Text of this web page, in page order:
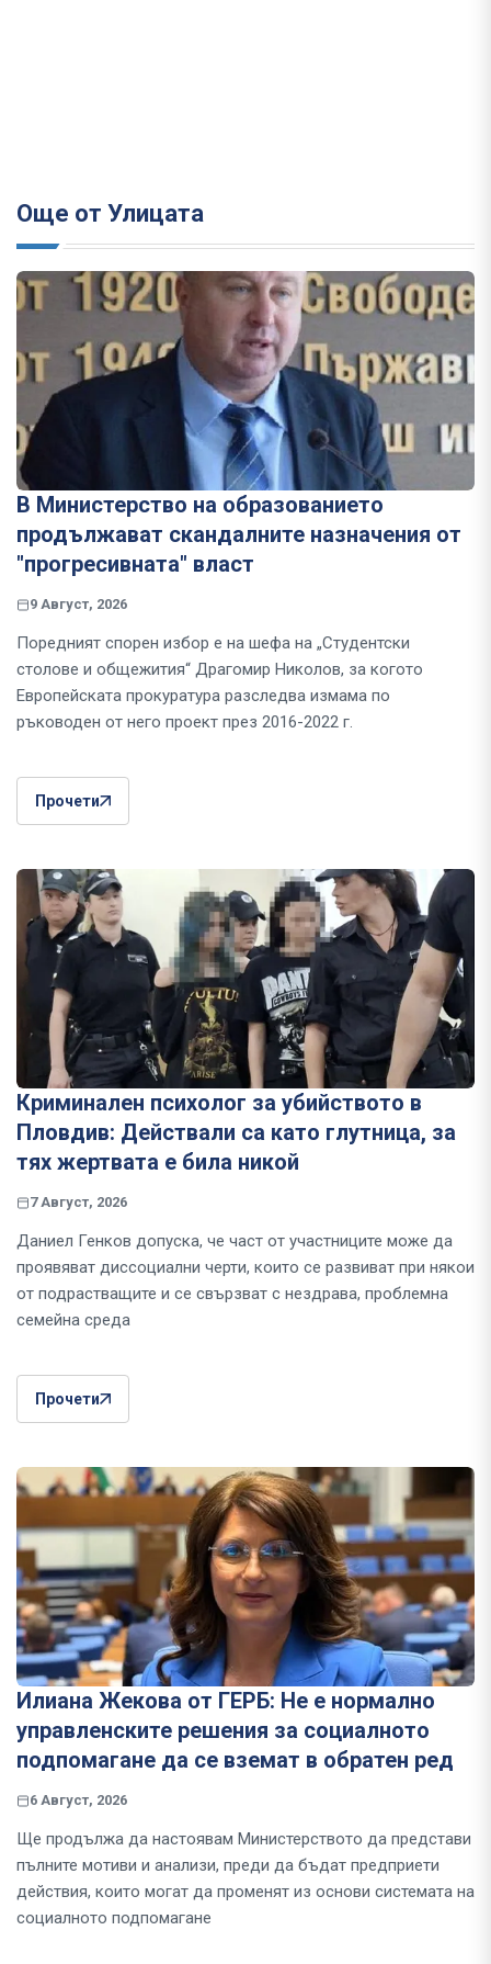
Още от Улицата
В Министерство на образованието
продължават скандалните назначения от
"прогресивната" власт
9 Август, 2026
Поредният спорен избор е на шефа на „Студентски
столове и общежития“ Драгомир Николов, за когото
Европейската прокуратура разследва измама по
ръководен от него проект през 2016-2022 г.
Прочети
Криминален психолог за убийството в
Пловдив: Действали са като глутница, за
тях жертвата е била никой
7 Август, 2026
Даниел Генков допуска, че част от участниците може да
проявяват диссоциални черти, които се развиват при някои
от подрастващите и се свързват с нездрава, проблемна
семейна среда
Прочети
Илиана Жекова от ГЕРБ: Не е нормално
управленските решения за социалното
подпомагане да се вземат в обратен ред
6 Август, 2026
Ще продължа да настоявам Министерството да представи
пълните мотиви и анализи, преди да бъдат предприети
действия, които могат да променят из основи системата на
социалното подпомагане